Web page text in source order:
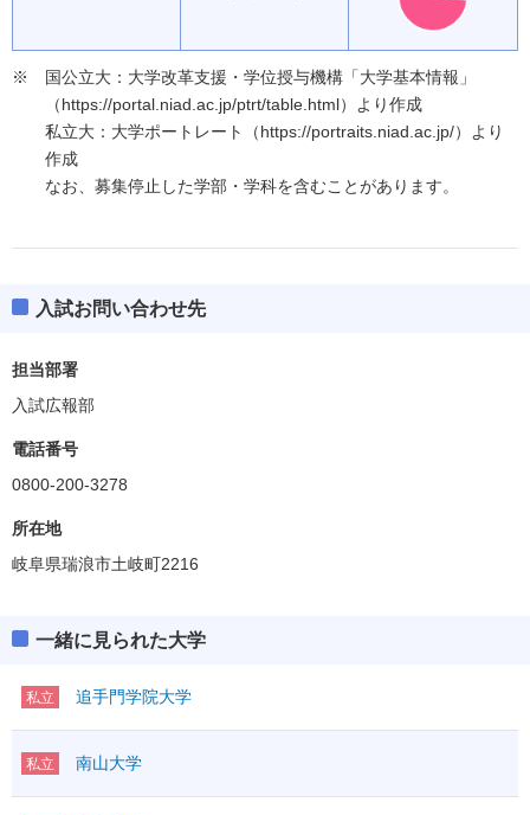
国公立大：大学改革支援・学位授与機構「大学基本情報」
（https://portal.niad.ac.jp/ptrt/table.html）より作成
私立大：大学ポートレート（https://portraits.niad.ac.jp/）より
作成
なお、募集停止した学部・学科を含むことがあります。
入試お問い合わせ先
担当部署
入試広報部
電話番号
0800-200-3278
所在地
岐阜県瑞浪市土岐町2216
一緒に見られた大学
私立 追手門学院大学
私立 南山大学